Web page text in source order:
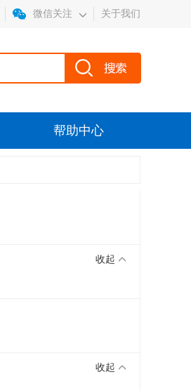
微信关注 关于我们
帮助中心
收起
收起